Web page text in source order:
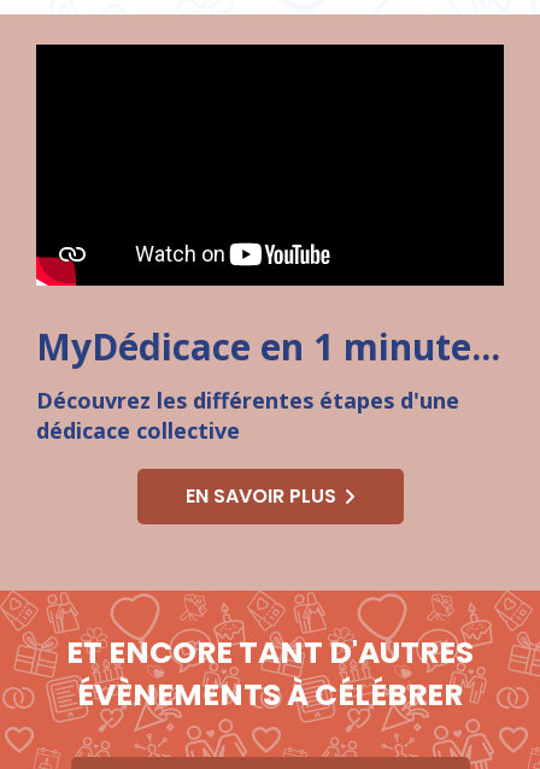
MyDédicace en 1 minute...
Découvrez les différentes étapes d'une
dédicace collective
EN SAVOIR PLUS
ET ENCORE TANT D'AUTRES
ÉVÈNEMENTS À CÉLÉBRER